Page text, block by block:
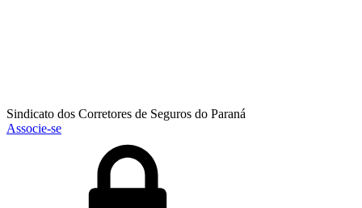
Sindicato dos Corretores de Seguros do Paraná
Associe-se